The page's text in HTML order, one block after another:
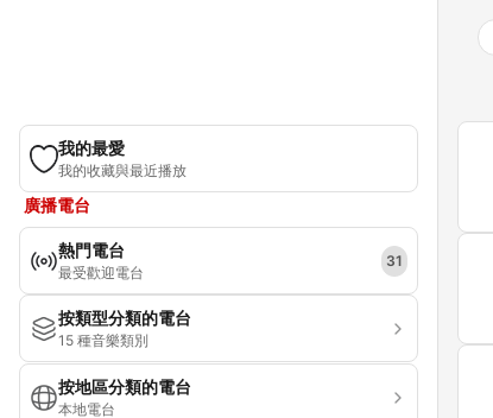
我的最愛
我的收藏與最近播放
廣播電台
熱門電台
最受歡迎電台
31
按類型分類的電台
15 種音樂類別
按地區分類的電台
本地電台